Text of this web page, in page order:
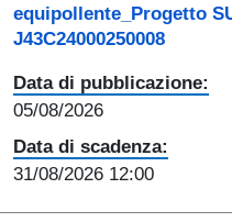
equipollente_Progetto
J43C24000250008
Data di pubblicazione:
05/08/2026
Data di scadenza:
31/08/2026 12:00